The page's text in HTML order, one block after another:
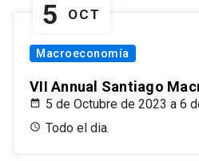
5 OCT
Macroeconomía
VII Annual Santiago
5 de Octubre de 2023 a 6
Todo el dia.